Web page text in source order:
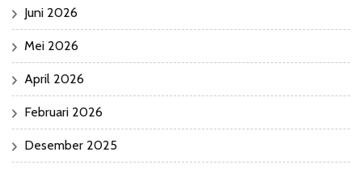
Juni 2026
Mei 2026
April 2026
Februari 2026
Desember 2025